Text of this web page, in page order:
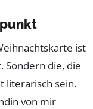
ist
Sondern die, die
literarisch sein.
von mir